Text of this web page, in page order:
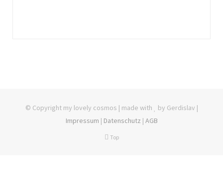
© Copyright my lovely cosmos | made with
by Gerdislav |
Impressum | Datenschutz | AGB
Top